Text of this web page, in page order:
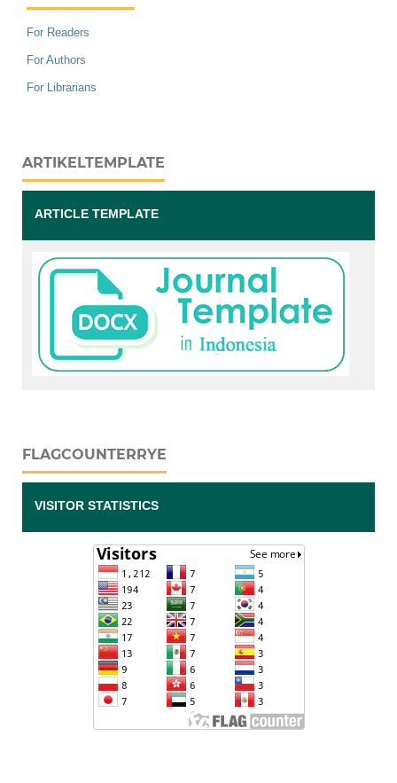
For Readers
For Authors
For Librarians
ARTIKELTEMPLATE
ARTICLE TEMPLATE
FLAGCOUNTERRYE
VISITOR STATISTICS